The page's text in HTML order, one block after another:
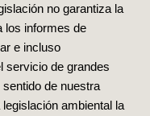
no garantiza la
los informes de
e incluso
servicio de grandes
de nuestra
ambiental la